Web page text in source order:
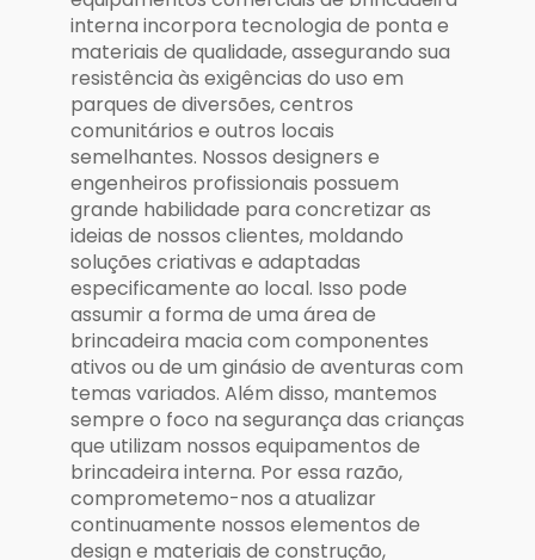
interna incorpora tecnologia de ponta e
materiais de qualidade, assegurando sua
resistência às exigências do uso em
parques de diversões, centros
comunitários e outros locais
semelhantes. Nossos designers e
engenheiros profissionais possuem
grande habilidade para concretizar as
ideias de nossos clientes, moldando
soluções criativas e adaptadas
especificamente ao local. Isso pode
assumir a forma de uma área de
brincadeira macia com componentes
ativos ou de um ginásio de aventuras com
temas variados. Além disso, mantemos
sempre o foco na segurança das crianças
que utilizam nossos equipamentos de
brincadeira interna. Por essa razão,
comprometemo-nos a atualizar
continuamente nossos elementos de
design e materiais de construção,